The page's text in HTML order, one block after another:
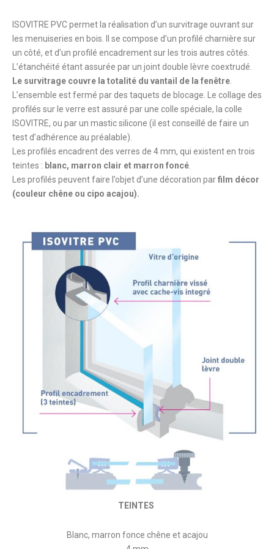
ISOVITRE PVC permet la réalisation d’un survitrage ouvrant sur
les menuiseries en bois. Il se compose d’un profilé charnière sur
un côté, et d’un profilé encadrement sur les trois autres côtés.
L’étanchéité étant assurée par un joint double lèvre coextrudé.
Le survitrage couvre la totalité du vantail de la fenêtre.
L’ensemble est fermé par des taquets de blocage. Le collage des
profilés sur le verre est assuré par une colle spéciale, la colle
ISOVITRE, ou par un mastic silicone (il est conseillé de faire un
test d’adhérence au préalable).
Les profilés encadrent des verres de 4 mm, qui existent en trois
teintes : blanc, marron clair et marron foncé.
Les profilés peuvent faire l’objet d’une décoration parfilm décor
(couleur chêne ou cipo acajou).
TEINTES
Blanc, marron fonce chêne et acajou